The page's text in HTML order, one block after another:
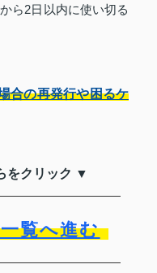
ら2日以内に使い切る
合の再発行や困るケ
をクリック ▼
覧へ進む